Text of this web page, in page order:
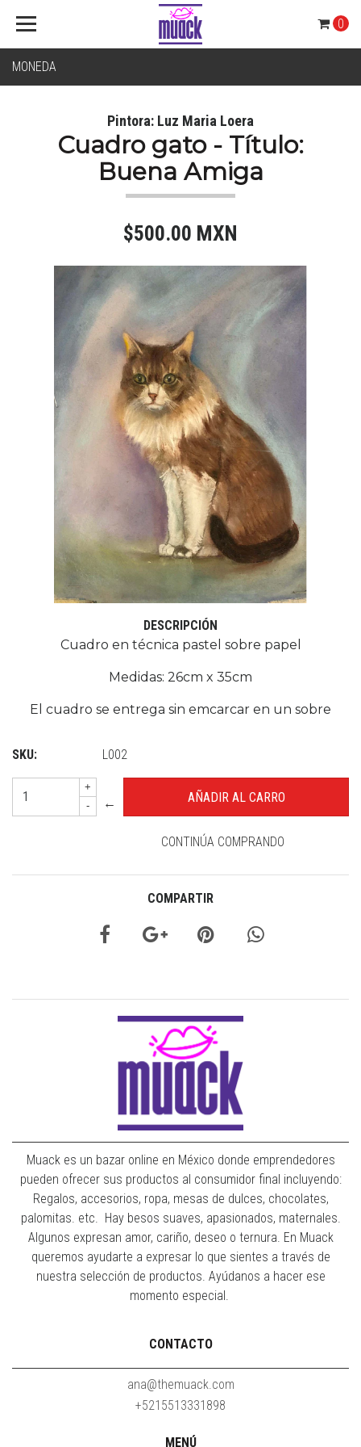
MONEDA
0
Pintora: Luz Maria Loera
Cuadro gato - Título:
Buena Amiga
$500.00 MXN
DESCRIPCIÓN
Cuadro en técnica pastel sobre papel
Medidas: 26cm x 35cm
El cuadro se entrega sin emcarcar en un sobre
SKU: L002
+
-
←
CONTINÚA COMPRANDO
COMPARTIR
Muack es un bazar online en México donde emprendedores
pueden ofrecer sus productos al consumidor final incluyendo:
Regalos, accesorios, ropa, mesas de dulces, chocolates,
palomitas. etc. Hay besos suaves, apasionados, maternales.
Algunos expresan amor, cariño, deseo o ternura. En Muack
queremos ayudarte a expresar lo que sientes a través de
nuestra selección de productos. Ayúdanos a hacer ese
momento especial.
CONTACTO
ana@themuack.com
+5215513331898
MENÚ